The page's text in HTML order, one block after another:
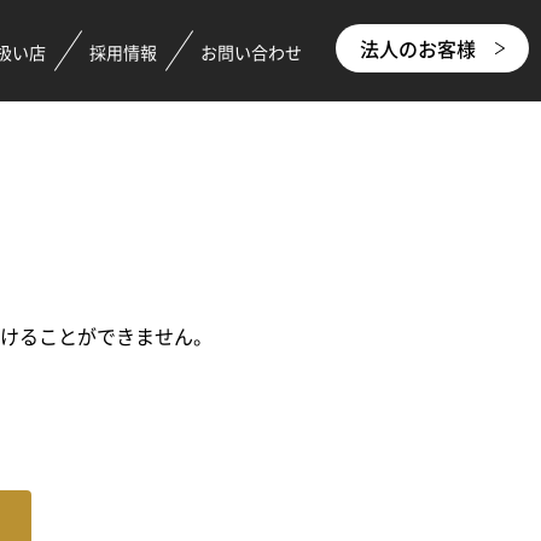
い店 採用情報 お問い合わせ 法人のお客様
ることができません。